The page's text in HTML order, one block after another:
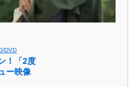
DVD
！「2度
ー映像